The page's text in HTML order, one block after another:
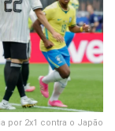
por 2x1 contra o Japão